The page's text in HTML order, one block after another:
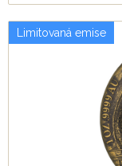
Limitovaná emise